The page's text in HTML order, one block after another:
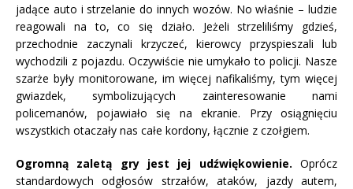
jadące auto i strzelanie do innych wozów. No właśnie – ludzie
reagowali na to, co się działo. Jeżeli strzeliliśmy gdzieś,
przechodnie zaczynali krzyczeć, kierowcy przyspieszali lub
wychodzili z pojazdu. Oczywiście nie umykało to policji. Nasze
szarże były monitorowane, im więcej nafikaliśmy, tym więcej
gwiazdek, symbolizujących zainteresowanie nami
policemanów, pojawiało się na ekranie. Przy osiągnięciu
wszystkich otaczały nas całe kordony, łącznie z czołgiem.
Ogromną zaletą gry jest jej udźwiękowienie. Oprócz
standardowych odgłosów strzałów, ataków, jazdy autem,